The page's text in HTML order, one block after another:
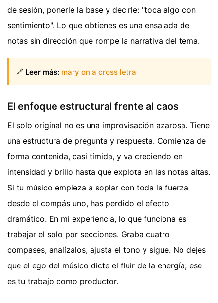
de sesión, ponerle la base y decirle: "toca algo con
sentimiento". Lo que obtienes es una ensalada de
notas sin dirección que rompe la narrativa del tema.
🔗 Leer más: mary on a cross letra
El enfoque estructural frente al caos
El solo original no es una improvisación azarosa. Tiene
una estructura de pregunta y respuesta. Comienza de
forma contenida, casi tímida, y va creciendo en
intensidad y brillo hasta que explota en las notas altas.
Si tu músico empieza a soplar con toda la fuerza
desde el compás uno, has perdido el efecto
dramático. En mi experiencia, lo que funciona es
trabajar el solo por secciones. Graba cuatro
compases, analízalos, ajusta el tono y sigue. No dejes
que el ego del músico dicte el fluir de la energía; ese
es tu trabajo como productor.